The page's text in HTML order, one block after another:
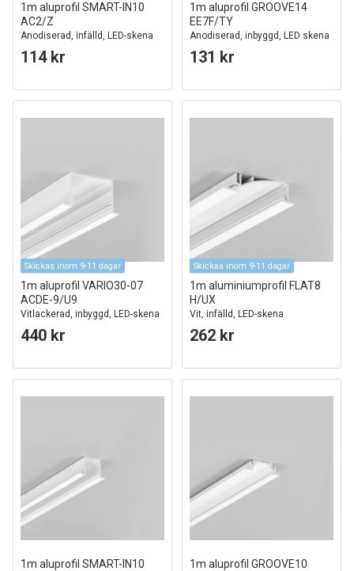
1m aluprofil SMART-IN10
AC2/Z
Anodiserad, infälld, LED-skena
114 kr
1m aluprofil GROOVE14
EE7F/TY
Anodiserad, inbyggd, LED skena
131 kr
Skickas inom 9-11 dagar
1m aluprofil VARIO30-07
ACDE-9/U9
Vitlackerad, inbyggd, LED-skena
440 kr
Skickas inom 9-11 dagar
1m aluminiumprofil FLAT8
H/UX
Vit, infälld, LED-skena
262 kr
1m aluprofil SMART-IN10
1m aluprofil GROOVE10